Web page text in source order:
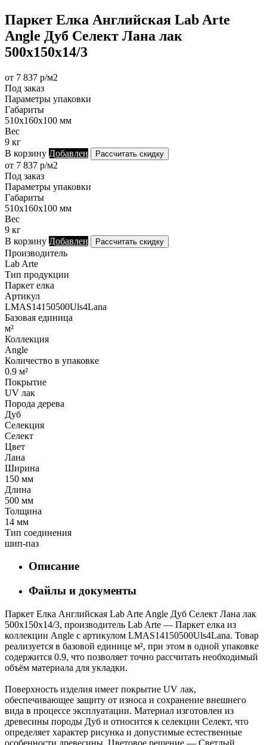
Паркет Елка Английская Lab Arte
Angle Дуб Селект Лана лак
500х150х14/3
от 7 837 р/м2
Под заказ
Параметры упаковки
Габариты
510х160х100 мм
Вес
9 кг
В корзину Добавлен Рассчитать скидку
от 7 837 р/м2
Под заказ
Параметры упаковки
Габариты
510х160х100 мм
Вес
9 кг
В корзину Добавлен Рассчитать скидку
Производитель
Lab Arte
Тип продукции
Паркет елка
Артикул
LMAS14150500Uls4Lana
Базовая единица
м²
Коллекция
Angle
Количество в упаковке
0.9 м²
Покрытие
UV лак
Порода дерева
Дуб
Селекция
Селект
Цвет
Лана
Ширина
150 мм
Длина
500 мм
Толщина
14 мм
Тип соединения
шип-паз
Описание
Файлы и документы
Паркет Елка Английская Lab Arte Angle Дуб Селект Лана лак
500х150х14/3, производитель Lab Arte — Паркет елка из
коллекции Angle с артикулом LMAS14150500Uls4Lana. Товар
реализуется в базовой единице м², при этом в одной упаковке
содержится 0.9, что позволяет точно рассчитать необходимый
объём материала для укладки.
Поверхность изделия имеет покрытие UV лак,
обеспечивающее защиту от износа и сохранение внешнего
вида в процессе эксплуатации. Материал изготовлен из
древесины породы Дуб и относится к селекции Селект, что
определяет характер рисунка и допустимые естественные
особенности древесины. Цветовое решение — Светлый,